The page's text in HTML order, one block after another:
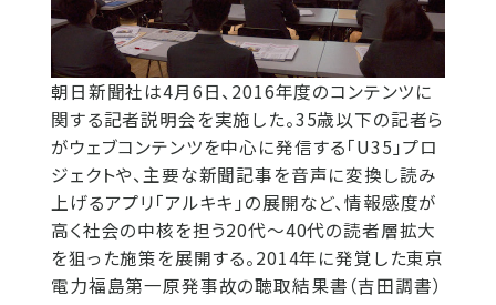
朝日新聞社は4月6日、2016年度のコンテンツに
関する記者説明会を実施した。35歳以下の記者ら
がウェブコンテンツを中心に発信する「U35」プロ
ジェクトや、主要な新聞記事を音声に変換し読み
上げるアプリ「アルキキ」の展開など、情報感度が
高く社会の中核を担う20代～40代の読者層拡大
を狙った施策を展開する。2014年に発覚した東京
電力福島第一原発事故の聴取結果書（吉田調書）